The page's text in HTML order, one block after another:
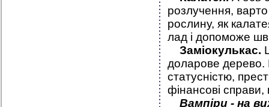
розлучення,
рослину, як
лад і допоможе
Заміокулькас.
доларове дерево.
статусністю,
фінансові справи,
Вампіри - на